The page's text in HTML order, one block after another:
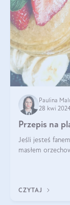
Paulina
28 kwi 2024
Przepis na
Jeśli jesteś
masłem
CZYTAJ